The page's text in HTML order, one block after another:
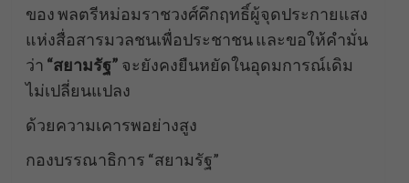
ของ พลตรีหม่อมราชวงศ์คึกฤทธิ์ผู้จุดประกายแสง
แห่งสื่อสารมวลชนเพื่อประชาชน และขอให้คำมั่น
ว่า “สยามรัฐ” จะยังคงยืนหยัดในอุดมการณ์เดิม
ไม่เปลี่ยนแปลง
ด้วยความเคารพอย่างสูง
กองบรรณาธิการ “สยามรัฐ”